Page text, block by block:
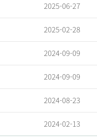
2025-06-27
2025-02-28
2024-09-09
2024-09-09
2024-08-23
2024-02-13